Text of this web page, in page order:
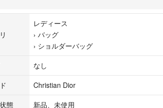
リーニング済みですので目立つようなシミや汚れは御座
定済み（本物保証）及び表面、内面クリーニング、防臭
修メンテナンスなどを行っておりますので品質状態、保
てご利用頂けます。
Dior(クリスチャン・ディオール)
レディース
› バッグ
› ショルダーバッグ
なし
Christian Dior
態
新品、未使用